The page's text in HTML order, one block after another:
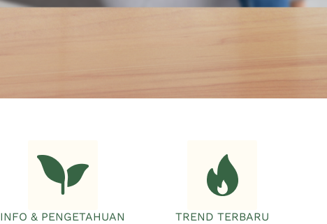
INFO & PENGETAHUAN TREND TERBARU